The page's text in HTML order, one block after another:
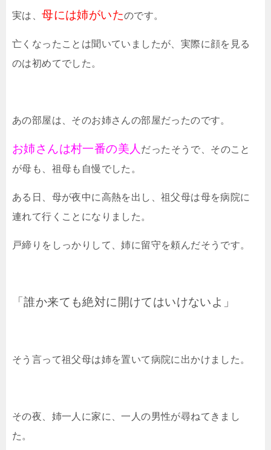
実は、母には姉がいたのです。
亡くなったことは聞いていましたが、実際に顔を見る
のは初めてでした。
あの部屋は、そのお姉さんの部屋だったのです。
お姉さんは村一番の美人 だったそうで、そのこと
が母も、祖母も自慢でした。
ある日、母が夜中に高熱を出し、祖父母は母を病院に
連れて行くことになりました。
戸締りをしっかりして、姉に留守を頼んだそうです。
「誰か来ても絶対に開けてはいけないよ」
そう言って祖父母は姉を置いて病院に出かけました。
その夜、姉一人に家に、一人の男性が尋ねてきまし
た。